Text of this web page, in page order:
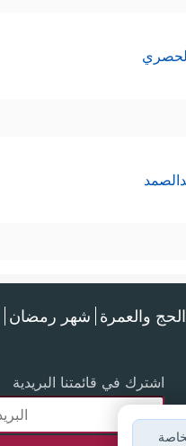
الحج والعمرة شهر رمضان
اشترك في قائمتنا البريدية